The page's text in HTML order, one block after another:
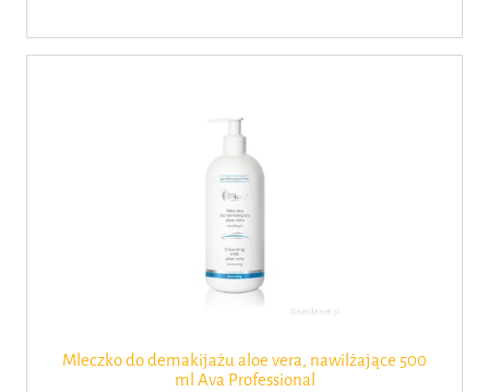
Mleczko do demakijażu aloe vera, nawilżające 500
ml Ava Professional